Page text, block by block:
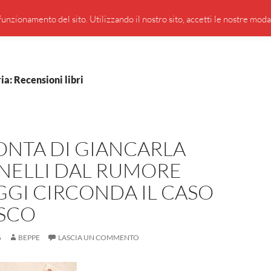
PRESENTAZIONE DI GIUSEPPE BORSOI
Recensioni libri
DI GIANCARLA
DAL RUMORE
CIRCONDA IL CASO
BEPPE LASCIA UN COMMENTO
del sito. Utilizzando il nostro sito, accetti le nostre